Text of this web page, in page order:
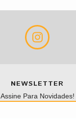
NEWSLETTER
Assine Para Novidades!